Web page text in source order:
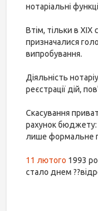
нотаріальні
Втім, тільки в XIX
призначалися
випробування.
Діяльність
реєстрації дій,
Скасування
рахунок бюджету:
лише формальне
11 лютого 1993
стало днем